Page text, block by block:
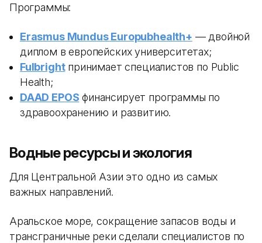
Программы:
Erasmus Mundus Europubhealth+ — двойной
диплом в европейских университетах;
Fulbrightпринимает специалистов по Public
Health;
DAAD EPOS финансирует программы по
здравоохранению и развитию.
Водные ресурсы и экология
Для Центральной Азии это одно из самых
важных направлений.
Аральское море, сокращение запасов воды и
трансграничные реки сделали специалистов по